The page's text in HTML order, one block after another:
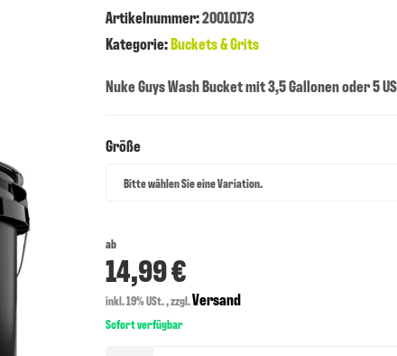
Artikelnummer:20010173
Kategorie:Buckets & Grits
Nuke Guys Wash Bucket mit 3,5 Gallonen oder 5
Größe
Bitte wählen Sie eine Variation.
ab
14,99 €
inkl. 19% USt. , zzgl.Versand
Sofort verfügbar